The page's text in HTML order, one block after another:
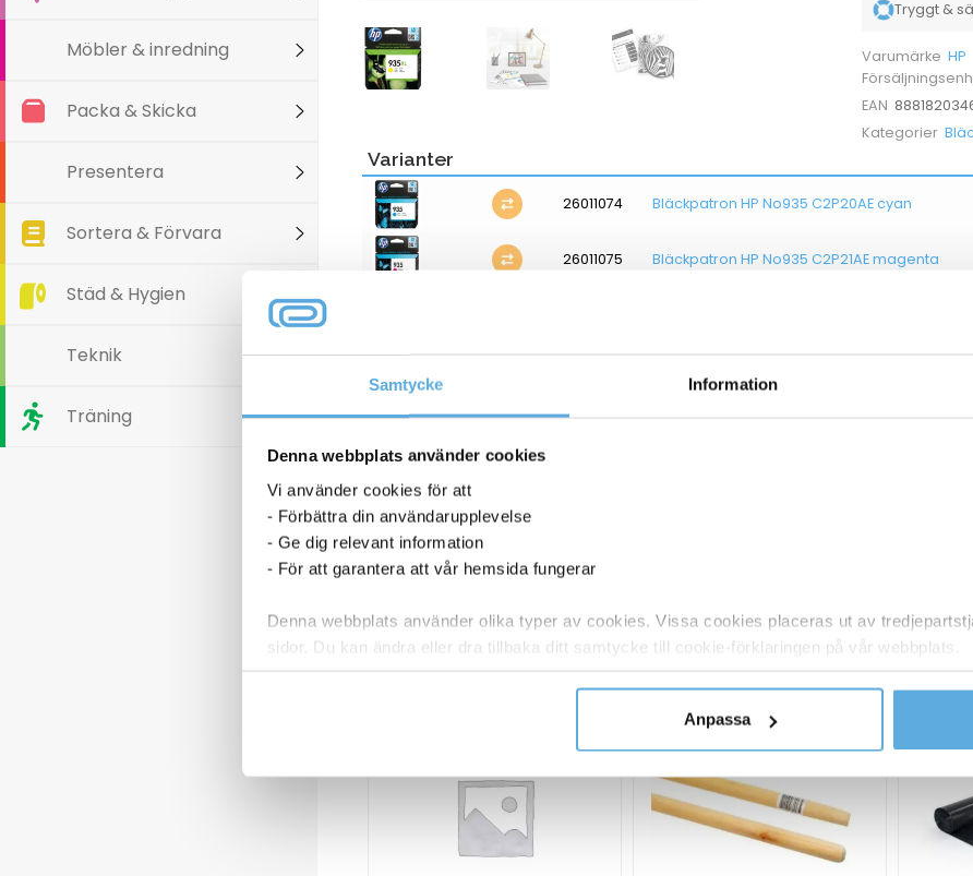
Samtycke Information
Denna webbplats använder cookies
Vi använder cookies för att
- Förbättra din användarupplevelse
- Ge dig relevant information
- För att garantera att vår hemsida fungerar
Denna webbplats använder olika typer av cookies. Vissa cookies placeras ut av
sidor. Du kan ändra eller dra tillbaka ditt samtycke till cookie-förklaringen på vår webbplats.
Anpassa
Möbler & inredning
Packa & Skicka
Presentera
Sortera & Förvara
Städ & Hygien
Teknik
Träning
Tryggt &
Varumärke HP
EAN
Kategorier
Varianter
26011074 Bläckpatron HP No935 C2P20AE cyan
26011075 Bläckpatron HP No935 C2P21AE magenta
ANDRA KÖPTE